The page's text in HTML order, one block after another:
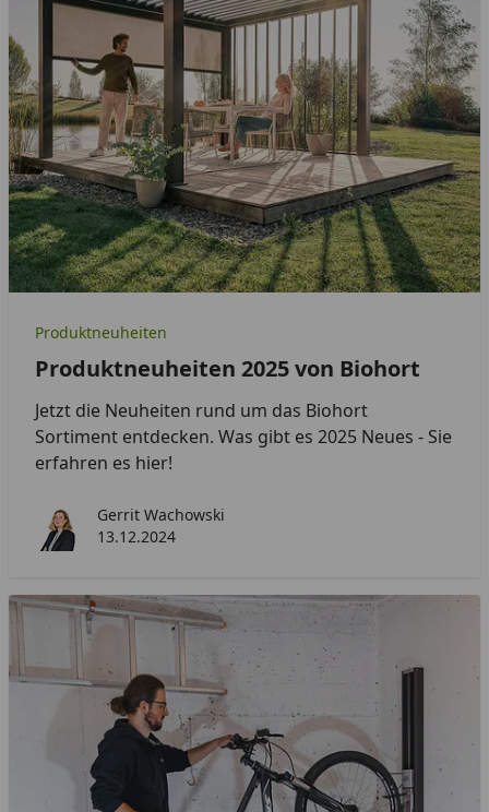
Produktneuheiten
Produktneuheiten 2025 von Biohort
Jetzt die Neuheiten rund um das Biohort
Sortiment entdecken. Was gibt es 2025 Neues - Sie
erfahren es hier!
Gerrit Wachowski
13.12.2024